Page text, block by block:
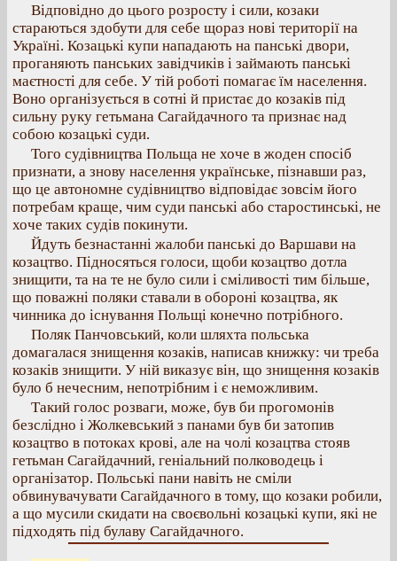
Відповідно до цього розросту і сили, козаки
стараються здобути для себе щораз нові території на
Україні. Козацькі купи нападають на панські двори,
проганяють панських завідчиків і займають панські
маєтності для себе. У тій роботі помагає їм населення.
Воно організується в сотні й пристає до козаків під
сильну руку гетьмана Сагайдачного та признає над
собою козацькі суди.
Того судівництва Польща не хоче в жоден спосіб
признати, а знову населення українське, пізнавши раз,
що це автономне судівництво відповідає зовсім його
потребам краще, чим суди панські або старостинські, не
хоче таких судів покинути.
Йдуть безнастанні жалоби панські до Варшави на
козацтво. Підносяться голоси, щоби козацтво дотла
знищити, та на те не було сили і сміливості тим більше,
що поважні поляки ставали в обороні козацтва, як
чинника до існування Польщі конечно потрібного.
Поляк Панчовський, коли шляхта польська
домагалася знищення козаків, написав книжку: чи треба
козаків знищити. У ній виказує він, що знищення козаків
було б нечесним, непотрібним і є неможливим.
Такий голос розваги, може, був би прогомонів
безслідно і Жолкевський з панами був би затопив
козацтво в потоках крові, але на чолі козацтва стояв
гетьман Сагайдачний, геніальний полководець і
організатор. Польські пани навіть не сміли
обвинувачувати Сагайдачного в тому, що козаки робили,
а що мусили скидати на своєвольні козацькі купи, які не
підходять під булаву Сагайдачного.